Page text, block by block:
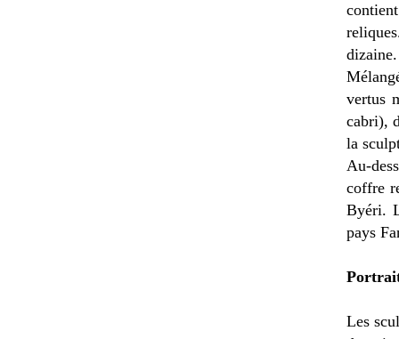
dizaine.
vertus
cabri),
la
Au-
coffre
Byéri.
pays
Les